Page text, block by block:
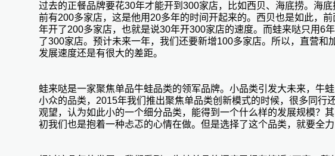
过去的正餐品牌要花30年才能开到300家店，比如西贝、海底捞。海底
前有200多家店，这是他用20多年的时间开起来的。西贝也是如此，前
年开了200多家店，也就是说30年开300家店的速度。而蛙来哒只用6
了300家店。预计未来一年，我们还要新增100多家店。所以，直营和
发展速度还是有很大的差距。
蛙来哒是一家聚焦单品牛蛙品类的领军品牌。小品类引发大未来，牛
小众的品类，2015年我们推出聚焦单品类创新模式的时候，很多同行
观望，认为如此小的一个细分品类，能得到一个什么样的发展规模？
初我们也是抱着一种忐忑的心情在做。但是选择了这个品类，就要全